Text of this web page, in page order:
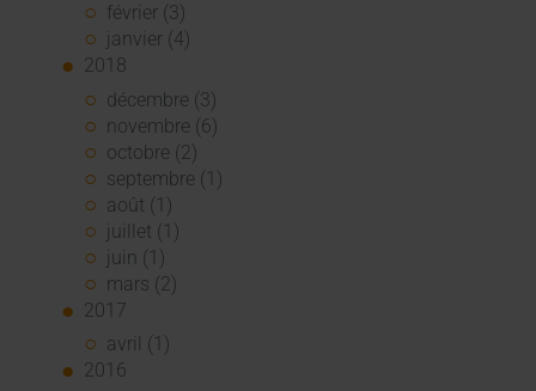
février (3)
janvier (4)
2018
décembre (3)
novembre (6)
octobre (2)
septembre (1)
août (1)
juillet (1)
juin (1)
mars (2)
2017
avril (1)
2016